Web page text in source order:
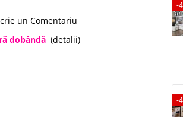
un Comentariu
dobândă (detalii)
-
-